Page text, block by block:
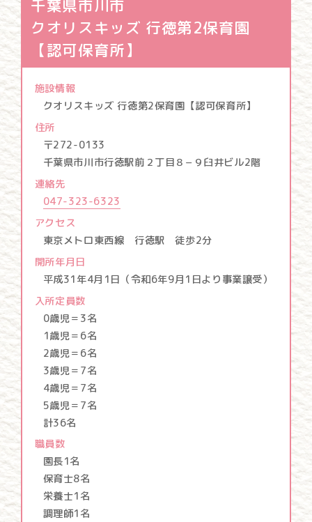
千葉県市川市
クオリスキッズ 行徳第2保育園
【認可保育所】
施設情報
クオリスキッズ 行徳第2保育園 【認可保育所】
住所
〒272-0133
千葉県市川市行徳駅前２丁目８−９臼井ビル2階
連絡先
047-323-6323
アクセス
東京メトロ東西線 行徳駅 徒歩2分
開所年月日
平成31年4月1日（令和6年9月1日より事業譲受）
入所定員数
0歳児＝3名
1歳児＝6名
2歳児＝6名
3歳児＝7名
4歳児＝7名
5歳児＝7名
計36名
職員数
園長1名
保育士8名
栄養士1名
調理師1名